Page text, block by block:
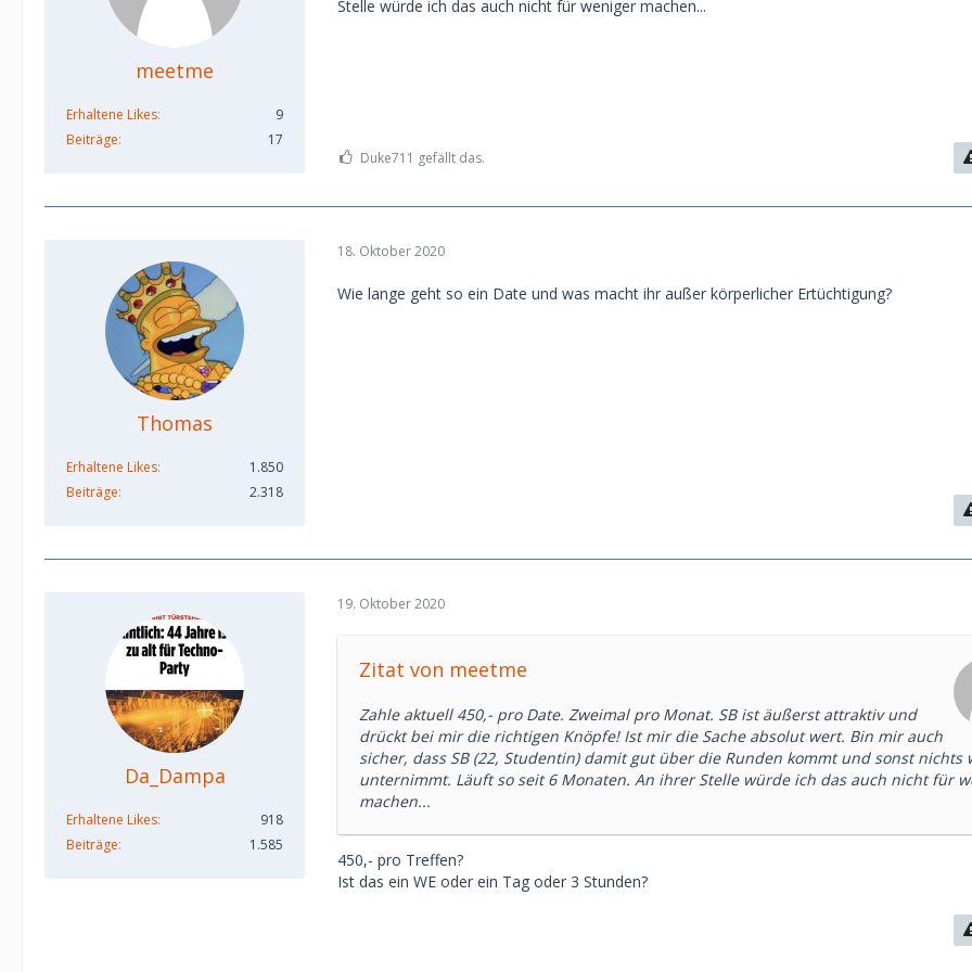
meetme
Erhaltene Likes
9
Beiträge
17
Stelle würde ich das auch nicht für weniger machen...
Duke711 gefällt das.
Thomas
Erhaltene Likes
1.850
Beiträge
2.318
18. Oktober 2020
Wie lange geht so ein Date und was macht ihr außer körperlicher Ertüchtigung?
Da_Dampa
Erhaltene Likes
918
Beiträge
1.585
19. Oktober 2020
Zitat von meetme
Zahle aktuell 450,- pro Date. Zweimal pro Monat. SB ist äußerst attraktiv und
drückt bei mir die richtigen Knöpfe! Ist mir die Sache absolut wert. Bin mir auch
sicher, dass SB (22, Studentin) damit gut über die Runden kommt und sonst nichts
unternimmt. Läuft so seit 6 Monaten. An ihrer Stelle würde ich das auch nicht für
machen...
450,- pro Treffen?
Ist das ein WE oder ein Tag oder 3 Stunden?